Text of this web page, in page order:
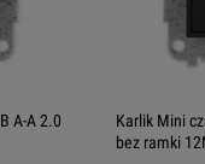
A-A 2.0
Karlik Mini
bez ramki